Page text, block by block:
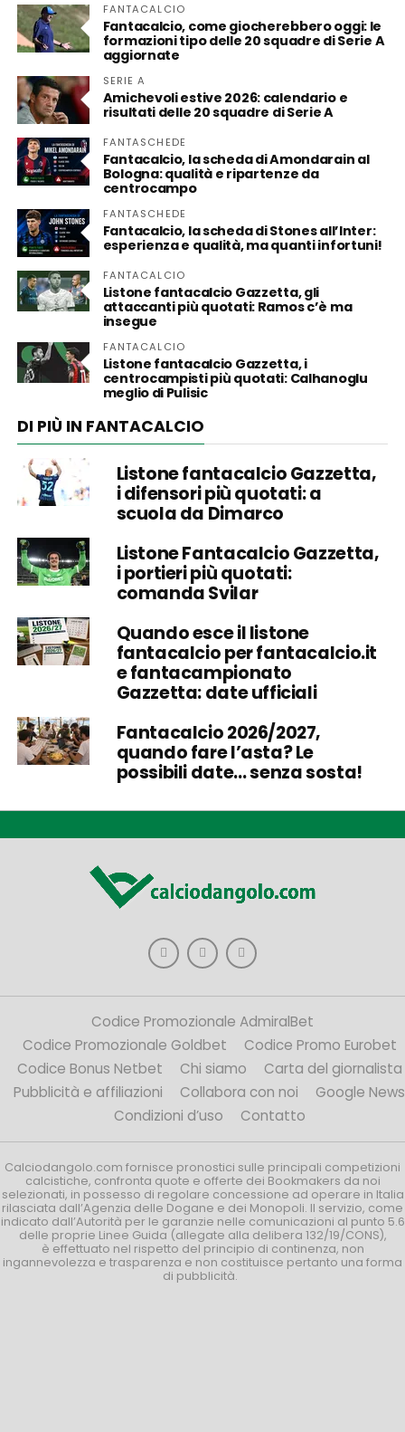
FANTACALCIO
Fantacalcio, come giocherebbero oggi: le
formazioni tipo delle 20 squadre di Serie A
aggiornate
SERIE A
Amichevoli estive 2026: calendario e
risultati delle 20 squadre di Serie A
FANTASCHEDE
Fantacalcio, la scheda di Amondarain al
Bologna: qualità e ripartenze da
centrocampo
FANTASCHEDE
Fantacalcio, la scheda di Stones all’Inter:
esperienza e qualità, ma quanti infortuni!
FANTACALCIO
Listone fantacalcio Gazzetta, gli
attaccanti più quotati: Ramos c’è ma
insegue
FANTACALCIO
Listone fantacalcio Gazzetta, i
centrocampisti più quotati: Calhanoglu
meglio di Pulisic
DI PIÙ IN FANTACALCIO
Listone fantacalcio Gazzetta,
i difensori più quotati: a
scuola da Dimarco
Listone Fantacalcio Gazzetta,
i portieri più quotati:
comanda Svilar
Quando esce il listone
fantacalcio per fantacalcio.it
e fantacampionato
Gazzetta: date ufficiali
Fantacalcio 2026/2027,
quando fare l’asta? Le
possibili date… senza sosta!
Codice Promozionale AdmiralBet
Codice Promozionale Goldbet
Codice Promo Eurobet
Codice Bonus Netbet
Chi siamo
Carta del giornalista
Pubblicità e affiliazioni
Collabora con noi
Google News
Condizioni d’uso
Contatto
Calciodangolo.com fornisce pronostici sulle principali competizioni
calcistiche, confronta quote e offerte dei Bookmakers da noi
selezionati, in possesso di regolare concessione ad operare in Italia
rilasciata dall’Agenzia delle Dogane e dei Monopoli. Il servizio, come
indicato dall’Autorità per le garanzie nelle comunicazioni al punto 5.6
delle proprie Linee Guida (allegate alla delibera 132/19/CONS),
è effettuato nel rispetto del principio di continenza, non
ingannevolezza e trasparenza e non costituisce pertanto una forma
di pubblicità.